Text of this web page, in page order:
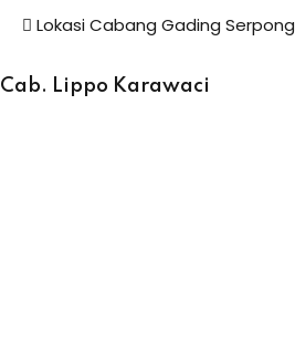
Lokasi Cabang Gading Serpong
Cab. Lippo Karawaci